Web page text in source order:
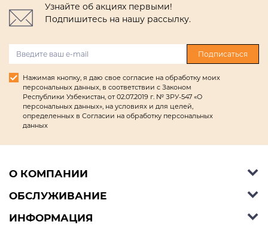
Узнайте об акциях первыми!
Подпишитесь на нашу рассылку.
Подписаться
Нажимая кнопку, я даю свое согласие на обработку моих
персональных данных, в соответствии с Законом
Республики Узбекистан, от 02.07.2019 г. № ЗРУ-547 «О
персональных данных», на условиях и для целей,
определенных в Согласии на обработку персональных
данных
О КОМПАНИИ
Об Ashley Furniture HomeStore
Контакты
ОБСЛУЖИВАНИЕ
Справочный центр
ИНФОРМАЦИЯ